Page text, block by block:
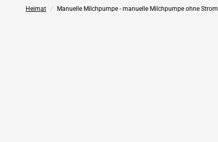
Heimat / Manuelle Milchpumpe - manuelle Milchpumpe ohne Strom